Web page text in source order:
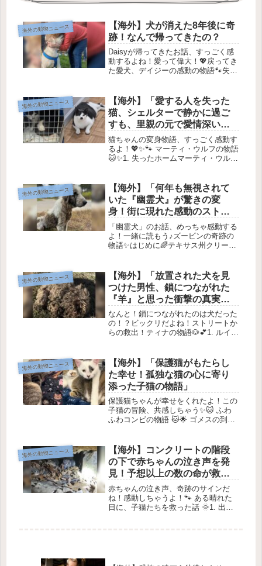
海外の動物ニュース
【海外】犬が消えた8年後に奇
跡！なんで帰ってきたの？
Daisyが帰ってきたお話、すっごく感
動するよね！愛って偉大！💖戻ってき
た愛犬、デイジーの感動の物語🐾失わ
車に乗せられて連れ去られてしまった
んだって。😢デイジーの家族は...
海外の動物ニュース
【海外】「愛する人を失った
猫、シェルターで静かに過ご
すも、里親の元で愛情深い影
に変身」
猫ちゃんの変身物語、すっごく感動す
るよ！💖✨🐾 マーティ・ウルフの物語
🐱✨1. 失ったホームマーティ・ウルフ
何が起こるのか分からないままシェル
ターに連れてこられました。😿...
海外の動物ニュース
【海外】「何年も無視されて
いた『幽霊犬』が驚きの変
身！街に現れた感動のストー
リー」
「幽霊犬」のお話、めっちゃ感動する
よ！一緒に読もう♪ズービンの奇跡の
物語✨はじめに🌈テキサス州クリーブ
まよっていました。だけど、彼は周り
の人々には見えない存在でした。彼
は、...
海外の動物ニュース
【海外】「放置された犬を見
つけた男性、鎖につながれた
『羊』と思った衝撃の真実と
は？」
なんと！鎖につながれたのは犬だった
の！？ビックリだよね！ストリートか
らの救出！ティナの物語🐶💕1. ルイと
活動をしているんだけど、彼は本当に
たくさんの辛い状況を見てきたんだ...
海外の動物ニュース
【海外】「保護猫がもたらし
た幸せ！孤独な猫の心に寄り
添った子猫の物語」
保護猫ちゃんが幸せをくれたよ！この
子猫の冒険、共感しちゃう✨🐱 ふわ
ふわコンビの物語 🐱🌟 ゴメスの到着
キュー・キトンズ にやってきまし
た！彼は新しい未来を求めているとっ
て...
海外の動物ニュース
【海外】コンクリートの階段
の下で赤ちゃんの泣き声を発
見！予想以上の数の命が救わ
れた感動のストーリー
赤ちゃんの泣き声、奇跡のサインだ
ね！感動しちゃうよ！🐾 ある晴れた
日に、子猫たちを救った話 🌞1. 出発